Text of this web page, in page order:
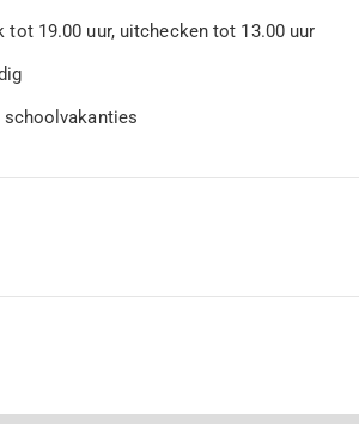
19.00 uur, uitchecken tot 13.00 uur